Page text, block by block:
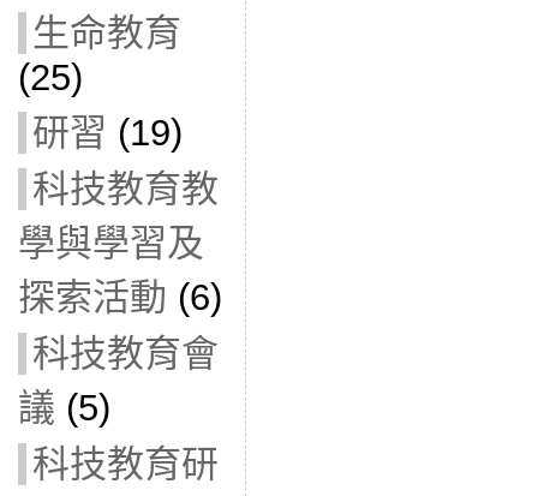
生命教育
(25)
研習 (19)
科技教育教
學與學習及
探索活動 (6)
科技教育會
議 (5)
科技教育研